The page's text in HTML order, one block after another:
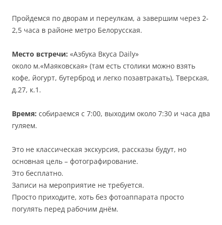
Пройдемся по дворам и переулкам, а завершим через 2-
2,5 часа в районе метро Белорусская.
Место встречи: «Азбука Вкуса Daily»
около м.«Маяковская» (там есть столики можно взять
кофе, йогурт, бутерброд и легко позавтракать), Тверская,
д.27, к.1.
Время: собираемся с 7:00, выходим около 7:30 и часа два
гуляем.
Это не классическая экскурсия, рассказы будут, но
основная цель – фотографирование.
Это бесплатно.
Записи на мероприятие не требуется.
Просто приходите, хоть без фотоаппарата просто
погулять перед рабочим днём.